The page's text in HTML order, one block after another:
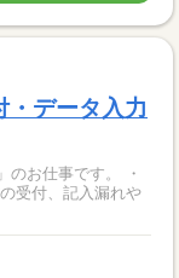
データ入力
のお仕事です。 ・
受付、記入漏れや